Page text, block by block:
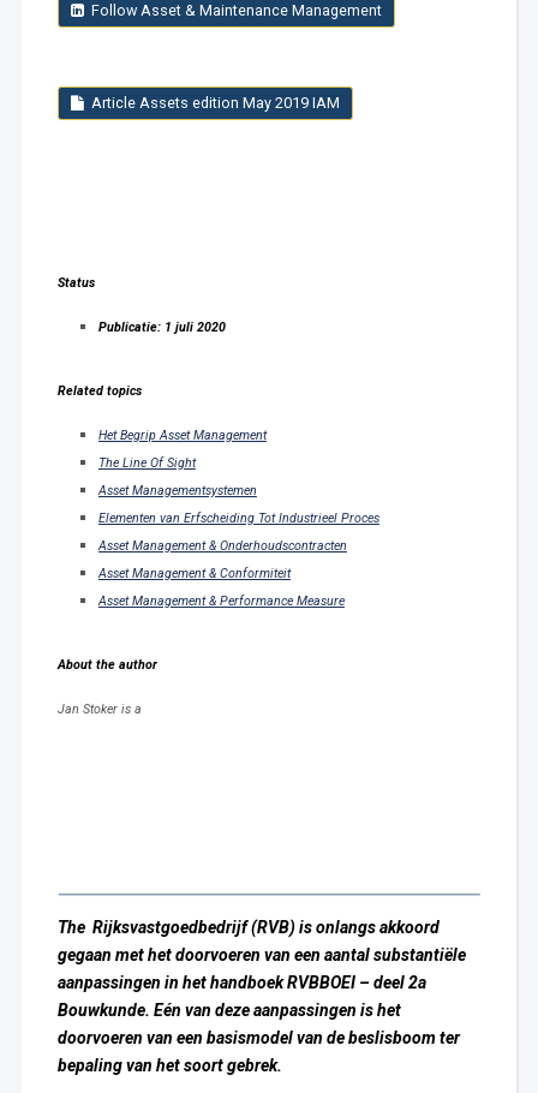
Follow Asset & Maintenance Management
Article Assets edition May 2019 IAM
Status
Publicatie: 1 juli 2020
Related topics
Het Begrip Asset Management
The Line Of Sight
Asset Managementsystemen
Elementen van Erfscheiding Tot Industrieel Proces
Asset Management & Onderhoudscontracten
Asset Management & Conformiteit
Asset Management & Performance Measure
About the author
Jan Stoker is a
The Rijksvastgoedbedrijf (RVB) is onlangs akkoord
gegaan met het doorvoeren van een aantal substantiële
aanpassingen in het handboek RVBBOEI – deel 2a
Bouwkunde. Eén van deze aanpassingen is het
doorvoeren van een basismodel van de beslisboom ter
bepaling van het soort gebrek.